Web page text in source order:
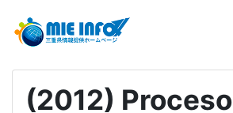
(2012) Proceso